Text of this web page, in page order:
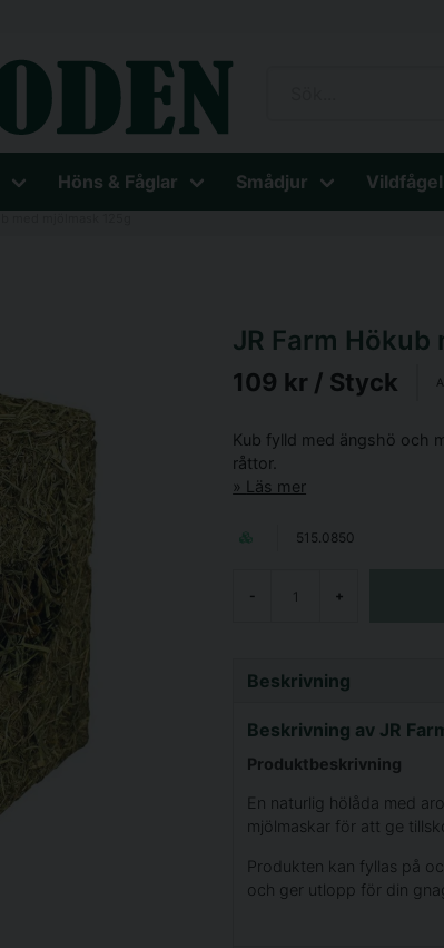
Höns & Fåglar Smådjur
JR Farm Hökub
109 kr / Styck
Kub fylld med ängshö och
råttor.
Läs mer
515.0850
- +
Beskrivning
Beskrivning av JR
Produktbeskrivning
En naturlig hölåda med
mjölmaskar för att ge
Produkten kan fyllas på
och ger utlopp för din